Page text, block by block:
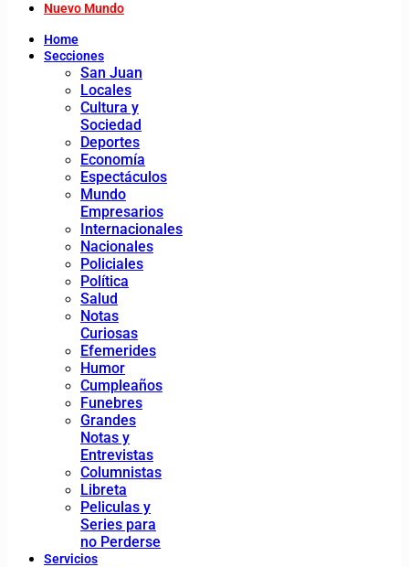
Nuevo Mundo
Home
Secciones
San Juan
Locales
Cultura y
Sociedad
Deportes
Economía
Espectáculos
Mundo
Empresarios
Internacionales
Nacionales
Policiales
Política
Salud
Notas
Curiosas
Efemerides
Humor
Cumpleaños
Funebres
Grandes
Notas y
Entrevistas
Columnistas
Libreta
Peliculas y
Series para
no Perderse
Servicios